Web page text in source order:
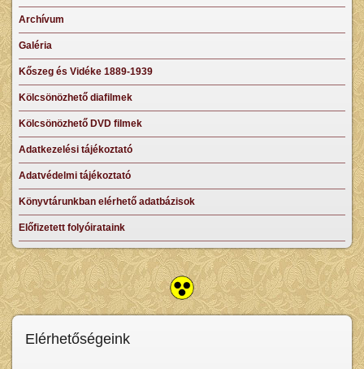
Archívum
Galéria
Kőszeg és Vidéke 1889-1939
Kölcsönözhető diafilmek
Kölcsönözhető DVD filmek
Adatkezelési tájékoztató
Adatvédelmi tájékoztató
Könyvtárunkban elérhető adatbázisok
Előfizetett folyóirataink
Elérhetőségeink